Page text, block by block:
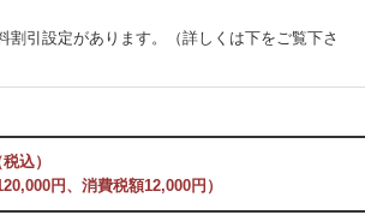
割引設定があります。（詳しくは下をご覧下さ
込）
円、消費税額12,000円）